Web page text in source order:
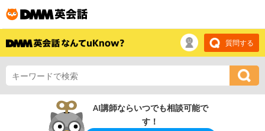
質問する
AI講師ならいつでも相談可能で
す！